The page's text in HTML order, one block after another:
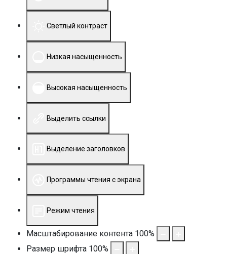
Светлый контраст
Низкая насыщенность
Высокая насыщенность
Выделить ссылки
Выделение заголовков
Программы чтения с экрана
Режим чтения
Масштабирование контента 100%
Размер шрифта 100%